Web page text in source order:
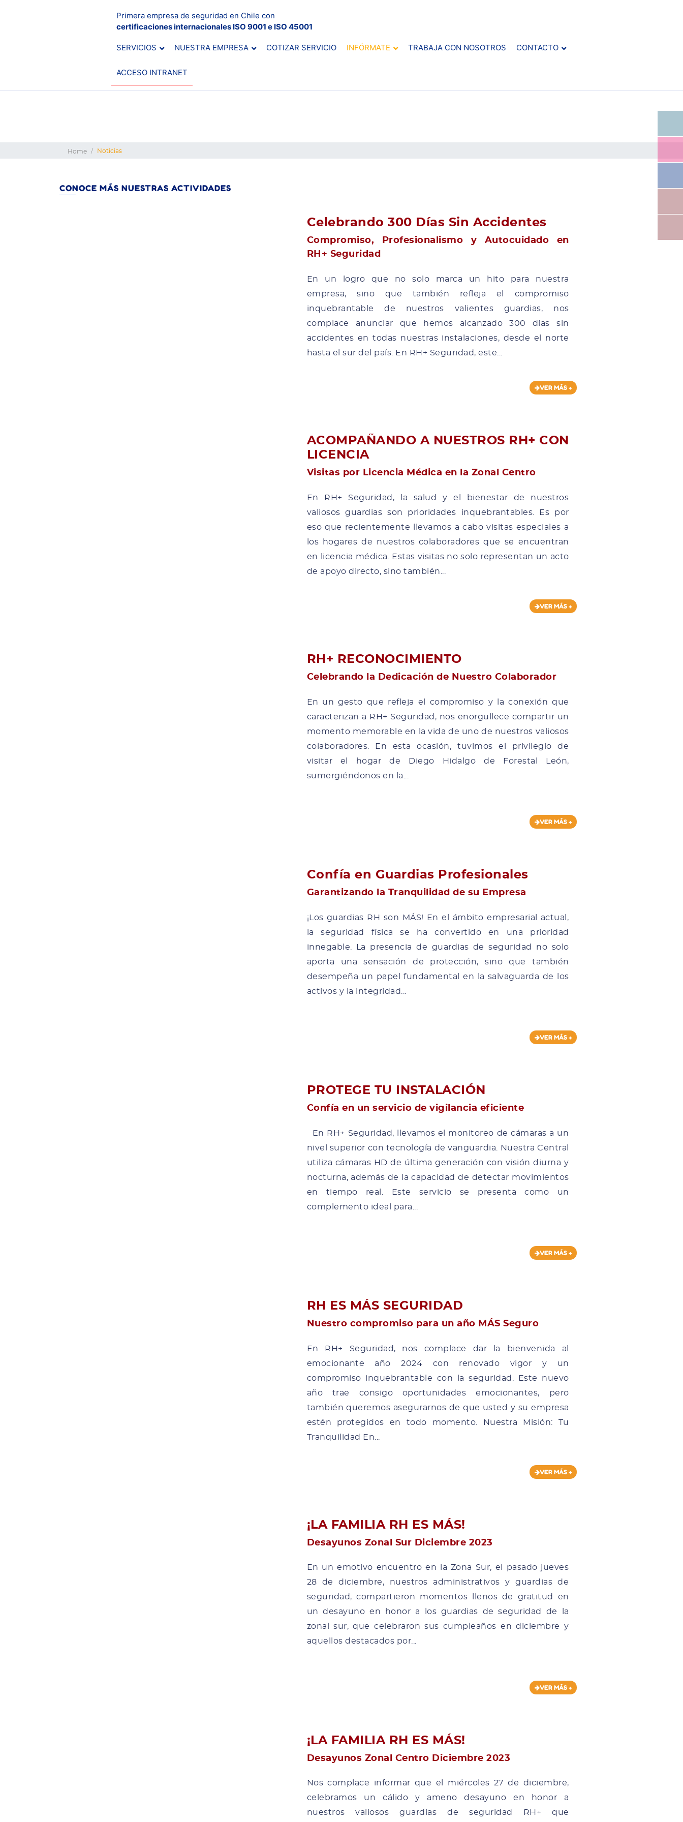
Primera empresa de seguridad en Chile con
certificaciones internacionales ISO 9001 e ISO 45001
SERVICIOS NUESTRA EMPRESA COTIZAR SERVICIO INFÓRMATE TRABAJA CON NOSOTROS CONTACTO
ACCESO INTRANET
Home Noticias
CONOCE MÁS NUESTRAS ACTIVIDADES
Celebrando 300 Días Sin Accidentes
Compromiso, Profesionalismo y Autocuidado en
RH+ Seguridad
En un logro que no solo marca un hito para nuestra
empresa, sino que también refleja el compromiso
inquebrantable de nuestros valientes guardias, nos
complace anunciar que hemos alcanzado 300 días sin
accidentes en todas nuestras instalaciones, desde el norte
hasta el sur del país. En RH+ Seguridad, este...
VER MÁS +
ACOMPAÑANDO A NUESTROS RH+ CON
LICENCIA
Visitas por Licencia Médica en la Zonal Centro
En RH+ Seguridad, la salud y el bienestar de nuestros
valiosos guardias son prioridades inquebrantables. Es por
eso que recientemente llevamos a cabo visitas especiales a
los hogares de nuestros colaboradores que se encuentran
en licencia médica. Estas visitas no solo representan un acto
de apoyo directo, sino también...
VER MÁS +
RH+ RECONOCIMIENTO
Celebrando la Dedicación de Nuestro Colaborador
En un gesto que refleja el compromiso y la conexión que
caracterizan a RH+ Seguridad, nos enorgullece compartir un
momento memorable en la vida de uno de nuestros valiosos
colaboradores. En esta ocasión, tuvimos el privilegio de
visitar el hogar de Diego Hidalgo de Forestal León,
sumergiéndonos en la...
VER MÁS +
Confía en Guardias Profesionales
Garantizando la Tranquilidad de su Empresa
¡Los guardias RH son MÁS! En el ámbito empresarial actual,
la seguridad física se ha convertido en una prioridad
innegable. La presencia de guardias de seguridad no solo
aporta una sensación de protección, sino que también
desempeña un papel fundamental en la salvaguarda de los
activos y la integridad...
VER MÁS +
PROTEGE TU INSTALACIÓN
Confía en un servicio de vigilancia eficiente
En RH+ Seguridad, llevamos el monitoreo de cámaras a un
nivel superior con tecnología de vanguardia. Nuestra Central
utiliza cámaras HD de última generación con visión diurna y
nocturna, además de la capacidad de detectar movimientos
en tiempo real. Este servicio se presenta como un
complemento ideal para...
VER MÁS +
RH ES MÁS SEGURIDAD
Nuestro compromiso para un año MÁS Seguro
En RH+ Seguridad, nos complace dar la bienvenida al
emocionante año 2024 con renovado vigor y un
compromiso inquebrantable con la seguridad. Este nuevo
año trae consigo oportunidades emocionantes, pero
también queremos asegurarnos de que usted y su empresa
estén protegidos en todo momento. Nuestra Misión: Tu
Tranquilidad En...
VER MÁS +
¡LA FAMILIA RH ES MÁS!
Desayunos Zonal Sur Diciembre 2023
En un emotivo encuentro en la Zona Sur, el pasado jueves
28 de diciembre, nuestros administrativos y guardias de
seguridad, compartieron momentos llenos de gratitud en
un desayuno en honor a los guardias de seguridad de la
zonal sur, que celebraron sus cumpleaños en diciembre y
aquellos destacados por...
VER MÁS +
¡LA FAMILIA RH ES MÁS!
Desayunos Zonal Centro Diciembre 2023
Nos complace informar que el miércoles 27 de diciembre,
celebramos un cálido y ameno desayuno en honor a
nuestros valiosos guardias de seguridad RH+ que